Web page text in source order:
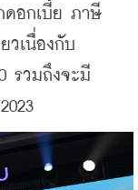
ดอกเบี้ย ภาษี
วเนื่องกับ
รวมถึงจะมี